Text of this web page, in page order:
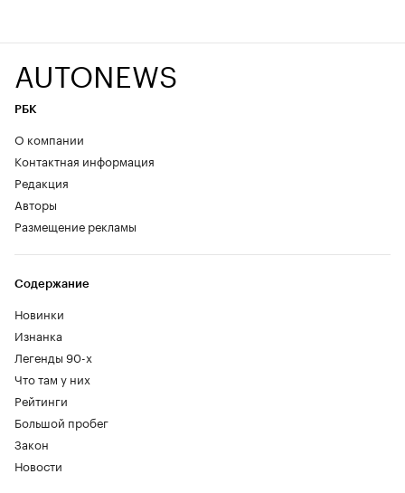
AUTONEWS
РБК
О компании
Контактная информация
Редакция
Авторы
Размещение рекламы
Содержание
Новинки
Изнанка
Легенды 90-х
Что там у них
Рейтинги
Большой пробег
Закон
Новости